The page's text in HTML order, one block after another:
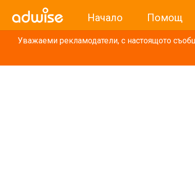
Начало Помощ
Уважаеми рекламодатели, с настоящото